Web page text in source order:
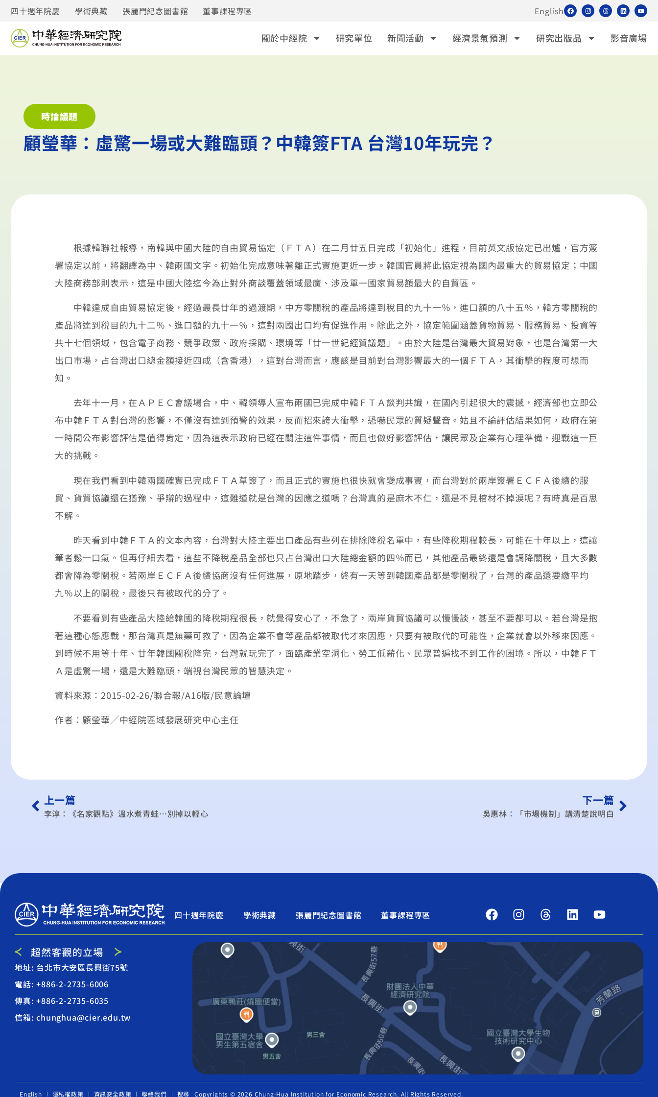
四十週年院慶 學術典藏 張麗門紀念圖書館 董事課程專區 English
關於中經院 研究單位 新聞活動 經濟景氣預測 研究出版品 影音廣場
時論議題
顧瑩華：虛驚一場或大難臨頭？中韓簽FTA 台灣10年玩完？
根據韓聯社報導，南韓與中國大陸的自由貿易協定（ＦＴＡ）在二月廿五日完成「初始化」進程，目前英文版協定已出爐，官方簽
署協定以前，將翻譯為中、韓兩國文字。初始化完成意味著離正式實施更近一步。韓國官員將此協定視為國內最重大的貿易協定；中國
大陸商務部則表示，這是中國大陸迄今為止對外商談覆蓋領域最廣、涉及單一國家貿易額最大的自貿區。
中韓達成自由貿易協定後，經過最長廿年的過渡期，中方零關稅的產品將達到稅目的九十一％，進口額的八十五％，韓方零關稅的
產品將達到稅目的九十二％、進口額的九十一％，這對兩國出口均有促進作用。除此之外，協定範圍涵蓋貨物貿易、服務貿易、投資等
共十七個領域，包含電子商務、競爭政策、政府採購、環境等「廿一世紀經貿議題」。由於大陸是台灣最大貿易對象，也是台灣第一大
出口市場，占台灣出口總金額接近四成（含香港），這對台灣而言，應該是目前對台灣影響最大的一個ＦＴＡ，其衝擊的程度可想而
知。
去年十一月，在ＡＰＥＣ會議場合，中、韓領導人宣布兩國已完成中韓ＦＴＡ談判共識，在國內引起很大的震撼，經濟部也立即公
布中韓ＦＴＡ對台灣的影響，不僅沒有達到預警的效果，反而招來誇大衝擊，恐嚇民眾的質疑聲音。姑且不論評估結果如何，政府在第
一時間公布影響評估是值得肯定，因為這表示政府已經在關注這件事情，而且也做好影響評估，讓民眾及企業有心理準備，迎戰這一巨
大的挑戰。
現在我們看到中韓兩國確實已完成ＦＴＡ草簽了，而且正式的實施也很快就會變成事實，而台灣對於兩岸簽署ＥＣＦＡ後續的服
貿、貨貿協議還在猶豫、爭辯的過程中，這難道就是台灣的因應之道嗎？台灣真的是麻木不仁，還是不見棺材不掉淚呢？有時真是百思
不解。
昨天看到中韓ＦＴＡ的文本內容，台灣對大陸主要出口產品有些列在排除降稅名單中，有些降稅期程較長，可能在十年以上，這讓
筆者鬆一口氣。但再仔細去看，這些不降稅產品全部也只占台灣出口大陸總金額的四％而已，其他產品最終還是會調降關稅，且大多數
都會降為零關稅。若兩岸ＥＣＦＡ後續協商沒有任何進展，原地踏步，終有一天等到韓國產品都是零關稅了，台灣的產品還要繳平均
九％以上的關稅，最後只有被取代的分了。
不要看到有些產品大陸給韓國的降稅期程很長，就覺得安心了，不急了，兩岸貨貿協議可以慢慢談，甚至不要都可以。若台灣是抱
著這種心態應戰，那台灣真是無藥可救了，因為企業不會等產品都被取代才來因應，只要有被取代的可能性，企業就會以外移來因應。
到時候不用等十年、廿年韓國關稅降完，台灣就玩完了，面臨產業空洞化、勞工低薪化、民眾普遍找不到工作的困境。所以，中韓ＦＴ
Ａ是虛驚一場，還是大難臨頭，端視台灣民眾的智慧決定。
資料來源：2015-02-26/聯合報/A16版/民意論壇
作者：顧瑩華╱中經院區域發展研究中心主任
上一篇
李淳：《名家觀點》溫水煮青蛙…別掉以輕心
下一篇
吳惠林：「市場機制」講清楚說明白
四十週年院慶 學術典藏 張麗門紀念圖書館 董事課程專區
地址: 台北市大安區長興街75號
電話: +886-2-2735-6006
傳真: +886-2-2735-6035
信箱: chunghua@cier.edu.tw
English 隱私權政策 資訊安全政策 聯絡我們 搜尋 Copyrights © 2026 Chung-Hua Institution for Economic Research. All Rights Reserved.